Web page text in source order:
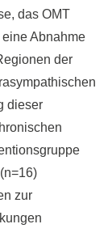
das OMT
Abnahme
der
dieser
zur